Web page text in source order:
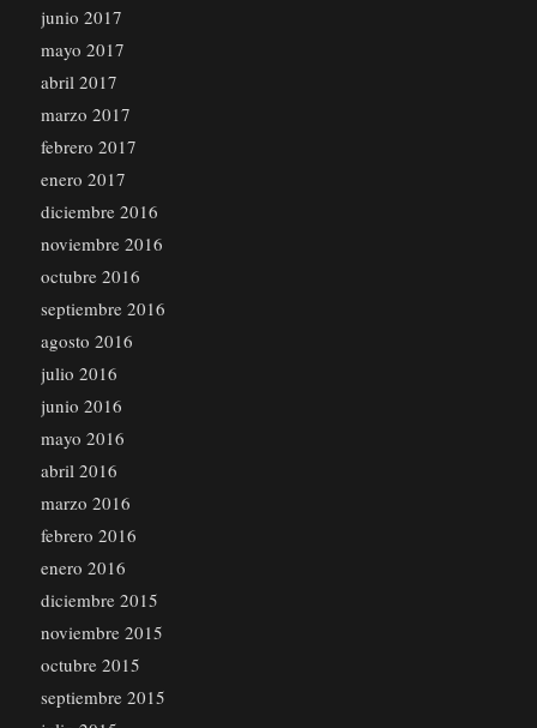
junio 2017
mayo 2017
abril 2017
marzo 2017
febrero 2017
enero 2017
diciembre 2016
noviembre 2016
octubre 2016
septiembre 2016
agosto 2016
julio 2016
junio 2016
mayo 2016
abril 2016
marzo 2016
febrero 2016
enero 2016
diciembre 2015
noviembre 2015
octubre 2015
septiembre 2015